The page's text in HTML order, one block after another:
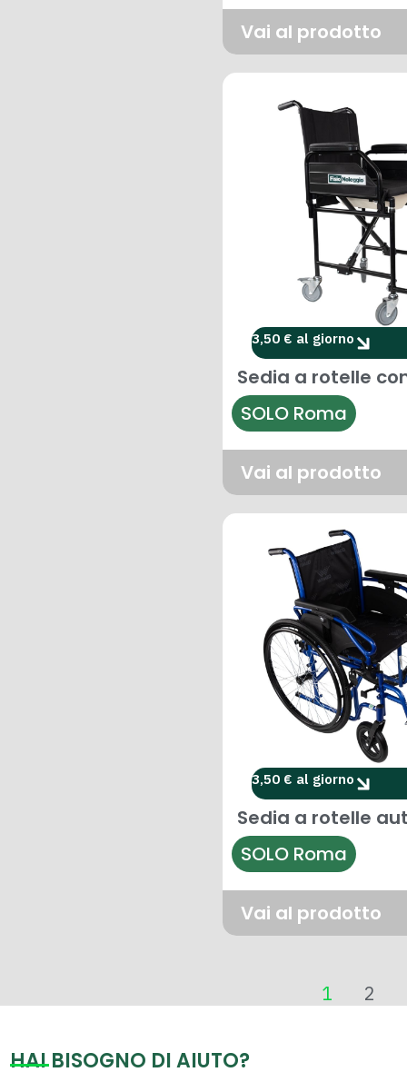
Vai al prodotto
3,50 € al giorno
Sedia a rotelle
SOLO Roma
Vai al prodotto
3,50 € al giorno
Sedia a rotelle
SOLO Roma
Vai al prodotto
1 2
HAI BISOGNO DI AIUTO?